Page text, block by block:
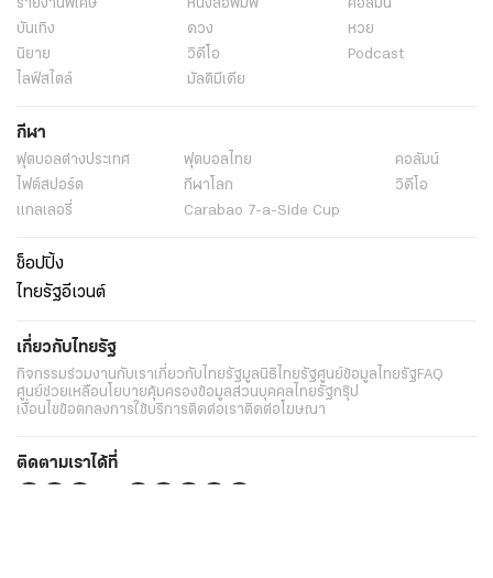
รายงานพิเศษ หนังสือพิมพ์
คอลัมน์
บันเทิง
ดวง
หวย
นิยาย
วิดีโอ
Podcast
ไลฟ์สไตล์
มัลติมีเดีย
กีฬา
ฟุตบอลต่่างประเทศ ฟุตบอลไทย
คอลัมน์
ไฟต์สปอร์ต
กีฬาโลก
วิดีโอ
แกลเลอรี่
Carabao 7-a-Side Cup
ช็อปปิ้ง
ไทยรัฐอีเวนต์
เกี่ยวกับไทยรัฐ
กิจกรรมร่วมงานกับเราเกี่ยวกับไทยรัฐมูลนิธิไทยรัฐศูนย์ข้อมูลไทยรัฐFAQ
ศูนย์ช่วยเหลือนโยบายคุ้มครองข้อมูลส่วนบุคคลไทยรัฐกรุ๊ป
เงื่อนไขข้อตกลงการใช้บริการติดต่อเราติดต่อโฆษณา
ติดตามเราได้ที่